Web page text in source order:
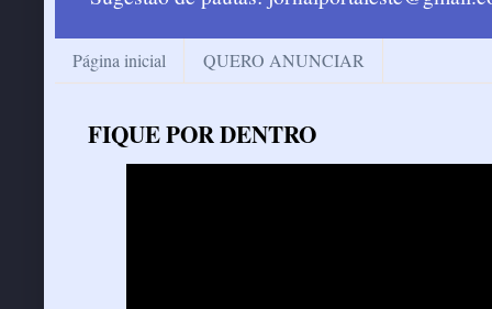
Página inicial QUERO ANUNCIAR
FIQUE POR DENTRO